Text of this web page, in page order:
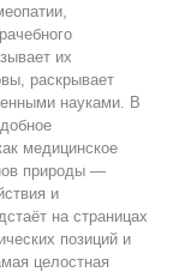
их
раскрывает
науками. В
медицинское
природы —
и
на страницах
позиций и
целостная